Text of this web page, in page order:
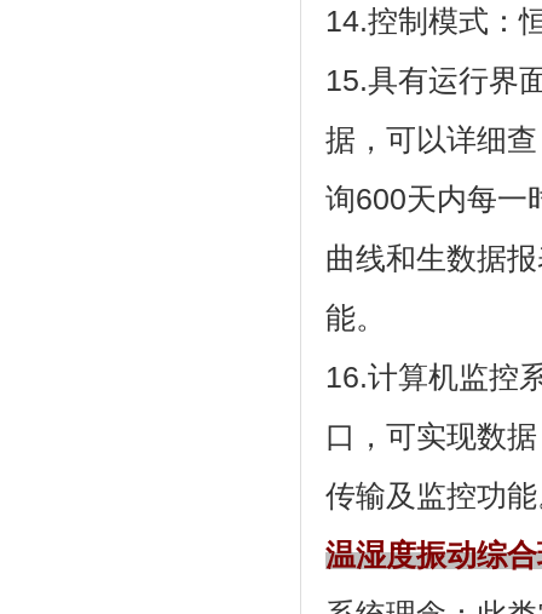
14.控制模式：恒温
15.具有运行界
据，可以详细查
询600天内每一
曲线和生数据
能。
16.计算机监控
口，可实现数据
传输及监控功能
温湿度振动综